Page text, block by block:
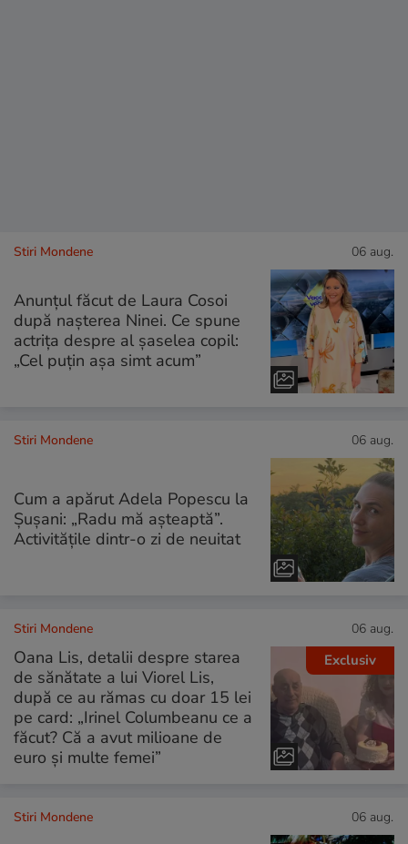
Stiri Mondene 06 aug.
Anunțul făcut de Laura Cosoi
după nașterea Ninei. Ce spune
actrița despre al șaselea copil:
„Cel puțin așa simt acum”
Stiri Mondene 06 aug.
Cum a apărut Adela Popescu la
Șușani: „Radu mă așteaptă”.
Activitățile dintr-o zi de neuitat
Exclusiv
Stiri Mondene 06 aug.
Oana Lis, detalii despre starea
de sănătate a lui Viorel Lis,
după ce au rămas cu doar 15 lei
pe card: „Irinel Columbeanu ce a
făcut? Că a avut milioane de
euro și multe femei”
Stiri Mondene 06 aug.